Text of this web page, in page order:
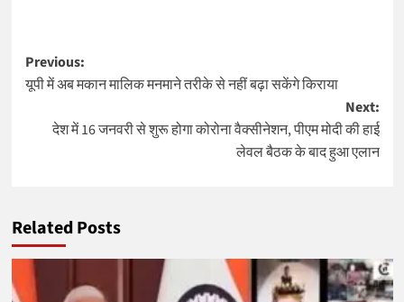
Post
navigation
Previous:
यूपी में अब मकान मालिक मनमाने तरीके से नहीं बढ़ा सकेंगे किराया
Next:
देश में 16 जनवरी से शुरू होगा कोरोना वैक्सीनेशन, पीएम मोदी की हाई
लेवल बैठक के बाद हुआ एलान
Related Posts